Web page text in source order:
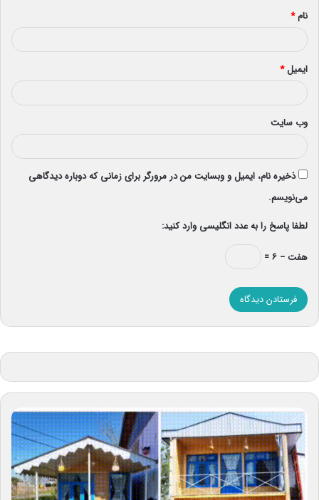
نام*
ایمیل*
وب‌ سایت
ذخیره نام، ایمیل و وبسایت من در مرورگر برای زمانی که دوباره دیدگاهی
می‌نویسم.
لطفا پاسخ را به عدد انگلیسی وارد کنید:
هفت − ۶ =